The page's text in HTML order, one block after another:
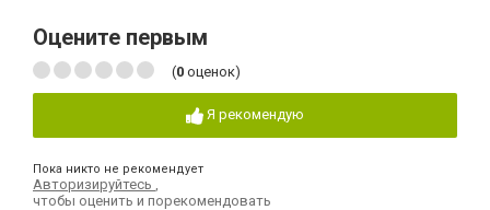
Оцените первым
(0 оценок)
Я рекомендую
Пока никто не рекомендует
Авторизируйтесь
чтобы оценить и порекомендовать